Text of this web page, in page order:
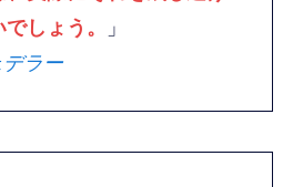
しょう。
」
ラー